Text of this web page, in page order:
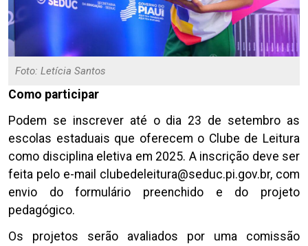
Foto: Letícia Santos
Como participar
Podem se inscrever até o dia 23 de setembro as
escolas estaduais que oferecem o Clube de Leitura
como disciplina eletiva em 2025. A inscrição deve ser
feita pelo e-mail clubedeleitura@seduc.pi.gov.br, com
envio do formulário preenchido e do projeto
pedagógico.
Os projetos serão avaliados por uma comissão